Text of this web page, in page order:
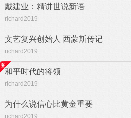
戴建业：精讲世说新语
richard2019
文艺复兴创始人 西蒙斯传记
richard2019
和平时代的将领
richard2019
为什么说信心比黄金重要
richard2019